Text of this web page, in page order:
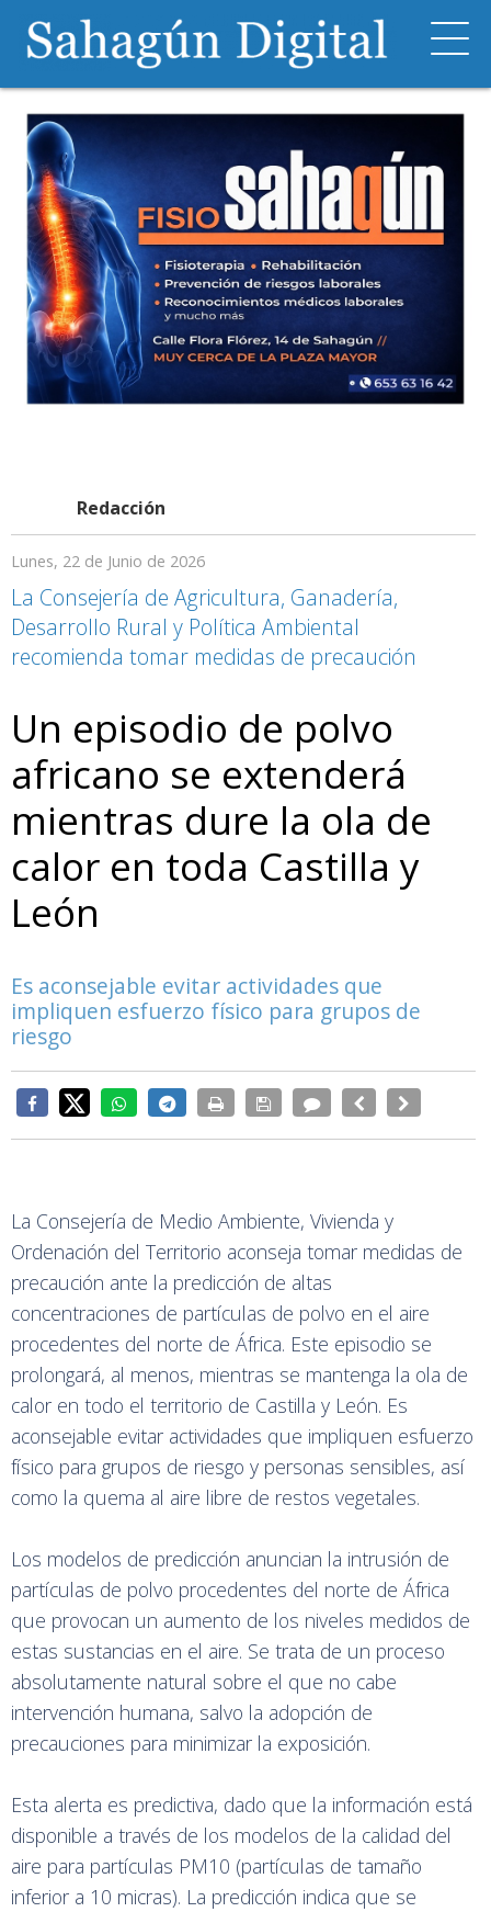
Redacción
Lunes, 22 de Junio de 2026
La Consejería de Agricultura, Ganadería,
Desarrollo Rural y Política Ambiental
recomienda tomar medidas de precaución
Un episodio de polvo
africano se extenderá
mientras dure la ola de
calor en toda Castilla y
León
Es aconsejable evitar actividades que
impliquen esfuerzo físico para grupos de
riesgo
La Consejería de Medio Ambiente, Vivienda y
Ordenación del Territorio aconseja tomar medidas de
precaución ante la predicción de altas
concentraciones de partículas de polvo en el aire
procedentes del norte de África. Este episodio se
prolongará, al menos, mientras se mantenga la ola de
calor en todo el territorio de Castilla y León. Es
aconsejable evitar actividades que impliquen esfuerzo
físico para grupos de riesgo y personas sensibles, así
como la quema al aire libre de restos vegetales.
Los modelos de predicción anuncian la intrusión de
partículas de polvo procedentes del norte de África
que provocan un aumento de los niveles medidos de
estas sustancias en el aire. Se trata de un proceso
absolutamente natural sobre el que no cabe
intervención humana, salvo la adopción de
precauciones para minimizar la exposición.
Esta alerta es predictiva, dado que la información está
disponible a través de los modelos de la calidad del
aire para partículas PM10 (partículas de tamaño
inferior a 10 micras). La predicción indica que se